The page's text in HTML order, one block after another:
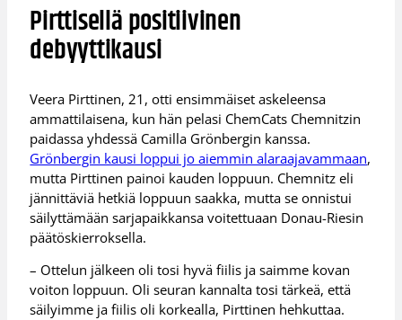
Pirttisellä positiivinen
debyyttikausi
Veera Pirttinen, 21, otti ensimmäiset askeleensa
ammattilaisena, kun hän pelasi ChemCats Chemnitzin
paidassa yhdessä Camilla Grönbergin kanssa.
Grönbergin kausi loppui jo aiemmin alaraajavammaan,
mutta Pirttinen painoi kauden loppuun. Chemnitz eli
jännittäviä hetkiä loppuun saakka, mutta se onnistui
säilyttämään sarjapaikkansa voitettuaan Donau-Riesin
päätöskierroksella.
– Ottelun jälkeen oli tosi hyvä fiilis ja saimme kovan
voiton loppuun. Oli seuran kannalta tosi tärkeä, että
säilyimme ja fiilis oli korkealla, Pirttinen hehkuttaa.